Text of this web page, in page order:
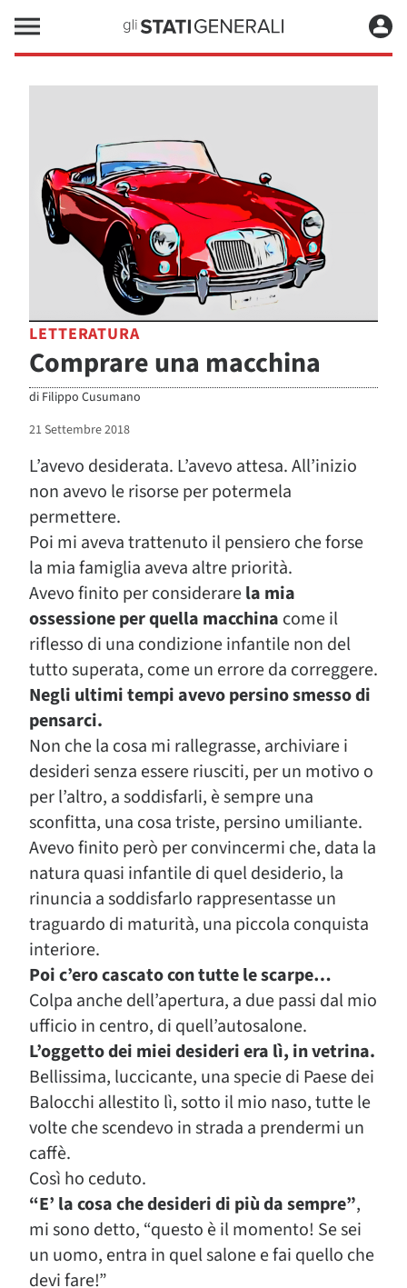
LETTERATURA
Comprare una macchina
di Filippo Cusumano
21 Settembre 2018
L’avevo desiderata. L’avevo attesa. All’inizio
non avevo le risorse per potermela
permettere.
Poi mi aveva trattenuto il pensiero che forse
la mia famiglia aveva altre priorità.
Avevo finito per considerarela mia
ossessione per quella macchina come il
riflesso di una condizione infantile non del
tutto superata, come un errore da correggere.
Negli ultimi tempi avevo persino smesso di
pensarci.
Non che la cosa mi rallegrasse, archiviare i
desideri senza essere riusciti, per un motivo o
per l’altro, a soddisfarli, è sempre una
sconfitta, una cosa triste, persino umiliante.
Avevo finito però per convincermi che, data la
natura quasi infantile di quel desiderio, la
rinuncia a soddisfarlo rappresentasse un
traguardo di maturità, una piccola conquista
interiore.
Poi c’ero cascato con tutte le scarpe…
Colpa anche dell’apertura, a due passi dal mio
ufficio in centro, di quell’autosalone.
L’oggetto dei miei desideri era lì, in vetrina.
Bellissima, luccicante, una specie di Paese dei
Balocchi allestito lì, sotto il mio naso, tutte le
volte che scendevo in strada a prendermi un
caffè.
Così ho ceduto.
“E’ la cosa che desideri di più da sempre”,
mi sono detto, “questo è il momento! Se sei
un uomo, entra in quel salone e fai quello che
devi fare!”